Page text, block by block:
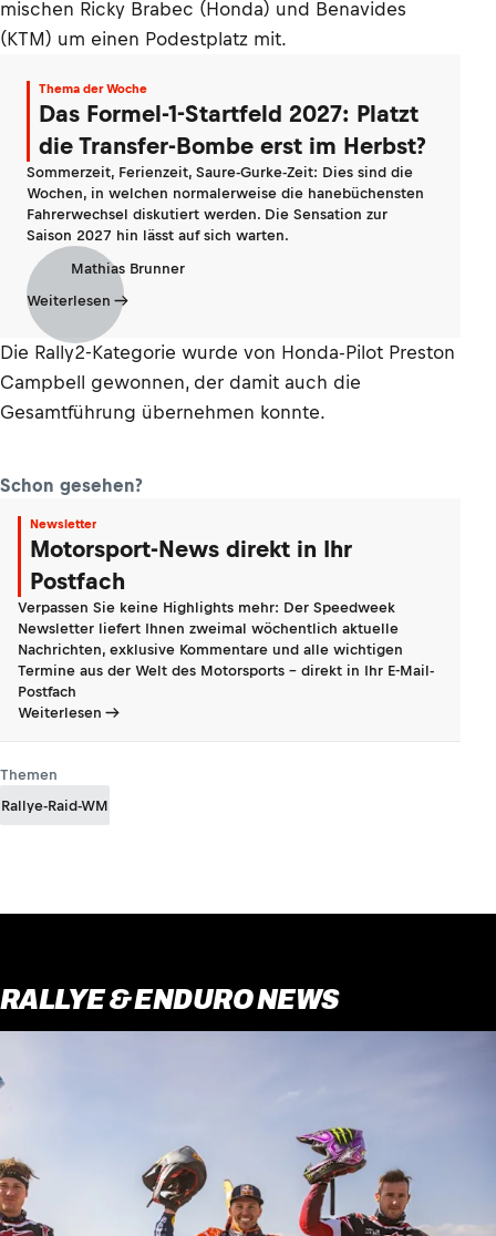
mischen Ricky Brabec (Honda) und Benavides
(KTM) um einen Podestplatz mit.
Thema der Woche
Das Formel-1-Startfeld 2027: Platzt
die Transfer-Bombe erst im Herbst?
Sommerzeit, Ferienzeit, Saure-Gurke-Zeit: Dies sind die
Wochen, in welchen normalerweise die hanebüchensten
Fahrerwechsel diskutiert werden. Die Sensation zur
Saison 2027 hin lässt auf sich warten.
Mathias Brunner
Weiterlesen
Die Rally2-Kategorie wurde von Honda-Pilot Preston
Campbell gewonnen, der damit auch die
Gesamtführung übernehmen konnte.
Schon gesehen?
Newsletter
Motorsport-News direkt in Ihr
Postfach
Verpassen Sie keine Highlights mehr: Der Speedweek
Newsletter liefert Ihnen zweimal wöchentlich aktuelle
Nachrichten, exklusive Kommentare und alle wichtigen
Termine aus der Welt des Motorsports - direkt in Ihr E-Mail-
Postfach
Weiterlesen
Themen
Rallye-Raid-WM
RALLYE & ENDURO NEWS